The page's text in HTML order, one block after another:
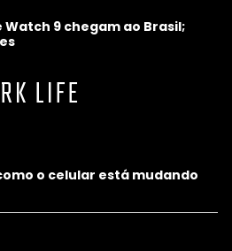
Watch 9 chegam ao Brasil;
LIFE
o celular está mudando